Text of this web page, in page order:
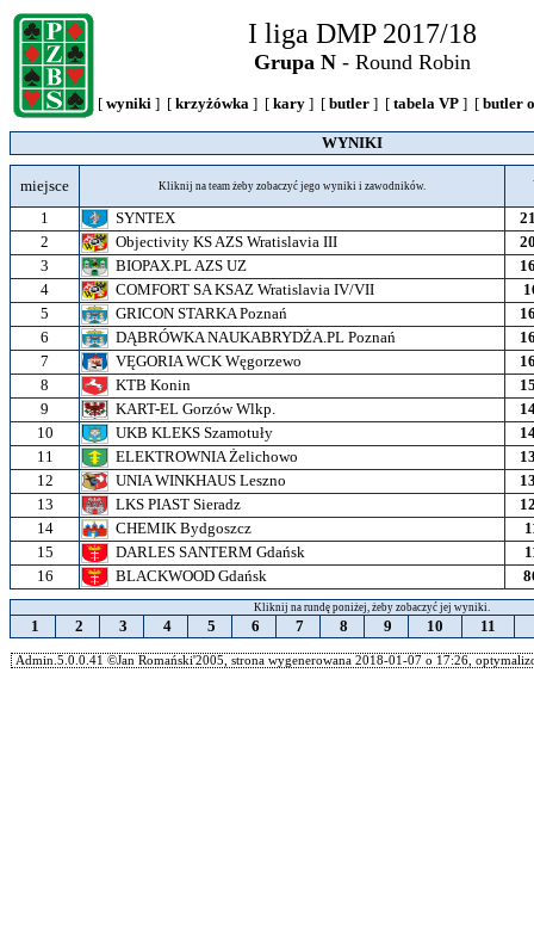
I liga DMP 2017/18
Grupa N- Round Robin
[ wyniki ] [ krzyżówka ] [ kary ] [ butler ] [ tabela VP ] [ butler
WYNIKI
miejsce Kliknij na team żeby zobaczyć jego wyniki i zawodników.
1
SYNTEX
2
Objectivity KS AZS Wratislavia III
3
BIOPAX.PL AZS UZ
4
COMFORT SA KSAZ Wratislavia IV/VII
5
GRICON STARKA Poznań
6
DĄBRÓWKA NAUKABRYDŻA.PL Poznań
7
VĘGORIA WCK Węgorzewo
8
KTB Konin
9
KART-EL Gorzów Wlkp.
10
UKB KLEKS Szamotuły
11
ELEKTROWNIA Żelichowo
12
UNIA WINKHAUS Leszno
13
LKS PIAST Sieradz
14
CHEMIK Bydgoszcz
15
DARLES SANTERM Gdańsk
16
BLACKWOOD Gdańsk
Kliknij na rundę poniżej, żeby zobaczyć jej wyniki.
1 2 3 4 5 6 7 8 9 10 11
Admin.5.0.0.41 ©Jan Romański'2005, strona wygenerowana 2018-01-07 o 17:26,